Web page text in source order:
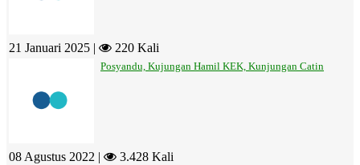
21 Januari 2025 | 220 Kali
Posyandu, Kujungan Hamil KEK, Kunjungan Catin
08 Agustus 2022 | 3.428 Kali